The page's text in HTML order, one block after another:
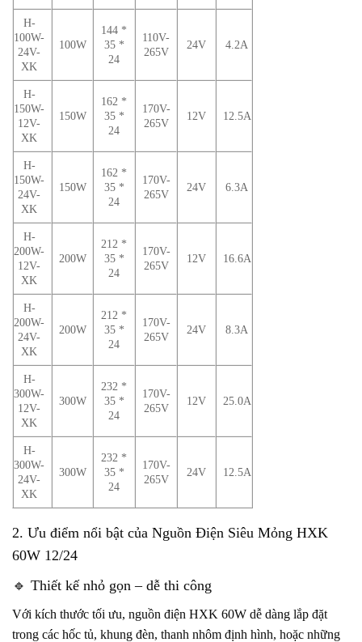
H-
100W-
24V-
XK
100W
144 *
35 *
24
110V-
265V
24V 4.2A
H-
150W-
12V-
XK
150W
162 *
35 *
24
170V-
265V
12V 12.5A
H-
150W-
24V-
XK
150W
162 *
35 *
24
170V-
265V
24V 6.3A
H-
200W-
12V-
XK
200W
212 *
35 *
24
170V-
265V
12V 16.6A
H-
200W-
24V-
XK
200W
212 *
35 *
24
170V-
265V
24V 8.3A
H-
300W-
12V-
XK
300W
232 *
35 *
24
170V-
265V
12V 25.0A
H-
300W-
24V-
XK
300W
232 *
35 *
24
170V-
265V
24V 12.5A
2. Ưu điểm nổi bật của Nguồn Điện Siêu Mỏng HXK
60W 12/24
🔹 Thiết kế nhỏ gọn – dễ thi công
Với kích thước tối ưu, nguồn điện HXK 60W dễ dàng lắp đặt
trong các hốc tủ, khung đèn, thanh nhôm định hình, hoặc những